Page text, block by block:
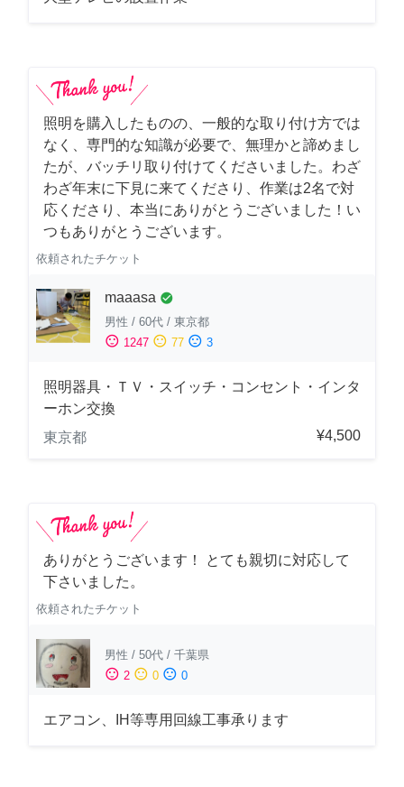
照明を購入したものの、一般的な取り付け方では
なく、専門的な知識が必要で、無理かと諦めまし
たが、バッチリ取り付けてくださいました。わざ
わざ年末に下見に来てくださり、作業は2名で対
応くださり、本当にありがとうございました！い
つもありがとうございます。
依頼されたチケット
maaasa check_circle
男性 / 60代 / 東京都
sentiment_satisfied 1247 sentiment_neutral 77 sentiment_dissatisfied 3
照明器具・ＴＶ・スイッチ・コンセント・インタ
ーホン交換
東京都
¥4,500
ありがとうございます！ とても親切に対応して
下さいました。
依頼されたチケット
男性 / 50代 / 千葉県
sentiment_satisfied 2 sentiment_neutral 0 sentiment_dissatisfied 0
エアコン、IH等専用回線工事承ります